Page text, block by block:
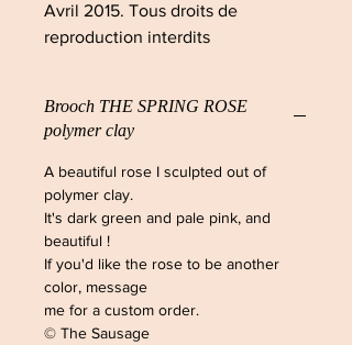
Avril 2015. Tous droits de
reproduction interdits
Brooch THE SPRING ROSE
polymer clay
A beautiful rose I sculpted out of
polymer clay.
It's dark green and pale pink, and
beautiful !
If you'd like the rose to be another
color, message
me for a custom order.
© The Sausage